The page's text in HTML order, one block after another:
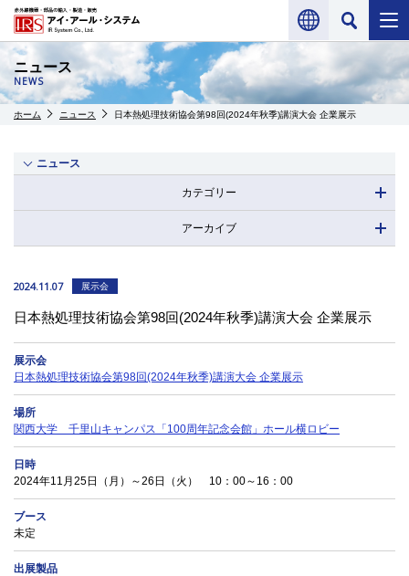
ニュース
NEWS
ホーム ニュース 日本熱処理技術協会第98回(2024年秋季)講演大会 企業展示
ニュース
カテゴリー
アーカイブ
2024.11.07 展示会
日本熱処理技術協会第98回(2024年秋季)講演大会 企業展示
展示会
日本熱処理技術協会第98回(2024年秋季)講演大会 企業展示
場所
関西大学 千里山キャンパス「100周年記念会館」ホール横ロビー
日時
2024年11月25日（月）～26日（火） 10：00～16：00
ブース
未定
出展製品